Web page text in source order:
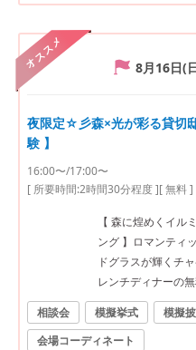
オススメ 8月16日(
夜限定☆彡森×光が彩る貸切
験 】
16:00〜/17:00〜
[ 所要時間:2時間30分程度][ 無料 ]
【 森に煌めくイル
ング 】ロマンティ
ドグラスが輝くチ
レンチディナーの
相談会
模擬挙式 模擬
会場コーディネート